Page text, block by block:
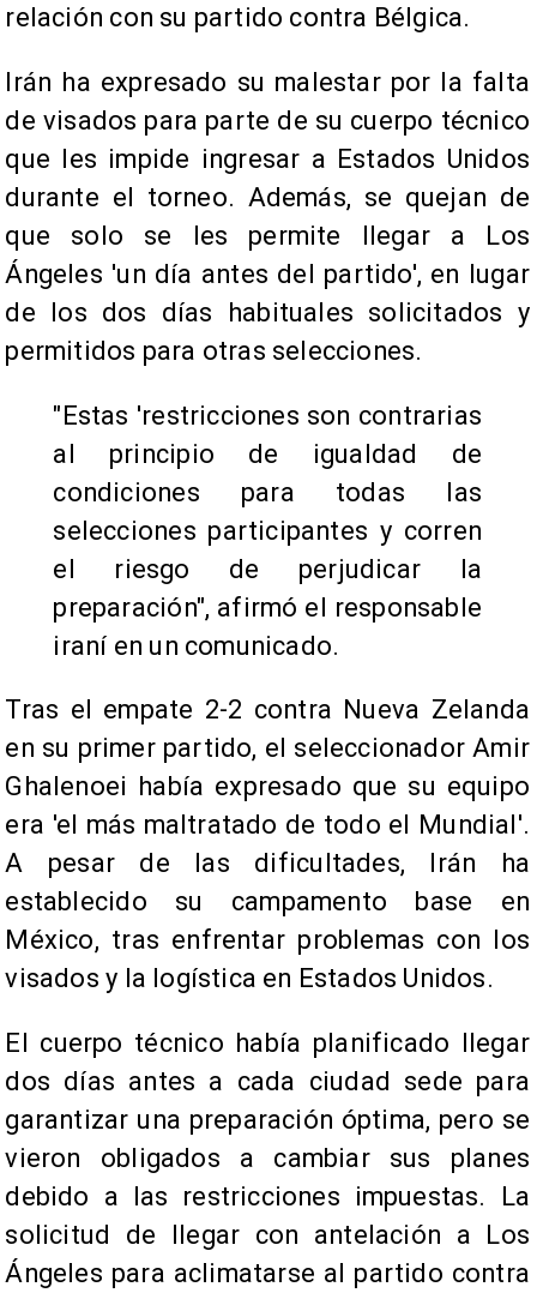
relación con su partido contra Bélgica.
Irán ha expresado su malestar por la falta
de visados para parte de su cuerpo técnico
que les impide ingresar a Estados Unidos
durante el torneo. Además, se quejan de
que solo se les permite llegar a Los
Ángeles 'un día antes del partido', en lugar
de los dos días habituales solicitados y
permitidos para otras selecciones.
"Estas 'restricciones son contrarias
al principio de igualdad de
condiciones para todas las
selecciones participantes y corren
el riesgo de perjudicar la
preparación", afirmó el responsable
iraní en un comunicado.
Tras el empate 2-2 contra Nueva Zelanda
en su primer partido, el seleccionador Amir
Ghalenoei había expresado que su equipo
era 'el más maltratado de todo el Mundial'.
A pesar de las dificultades, Irán ha
establecido su campamento base en
México, tras enfrentar problemas con los
visados y la logística en Estados Unidos.
El cuerpo técnico había planificado llegar
dos días antes a cada ciudad sede para
garantizar una preparación óptima, pero se
vieron obligados a cambiar sus planes
debido a las restricciones impuestas. La
solicitud de llegar con antelación a Los
Ángeles para aclimatarse al partido contra